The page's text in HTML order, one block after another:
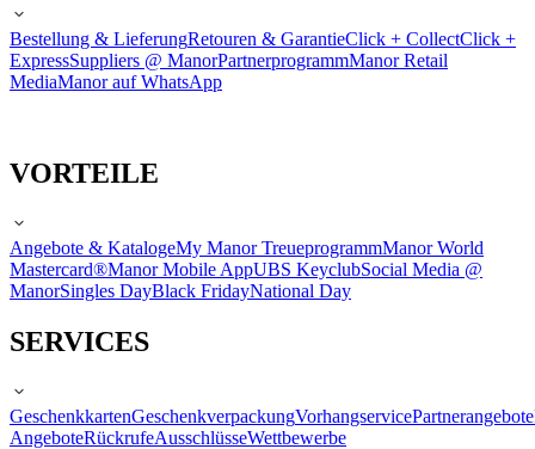
Bestellung & LieferungRetouren & GarantieClick + CollectClick +
ExpressSuppliers @ ManorPartnerprogrammManor Retail
MediaManor auf WhatsApp
VORTEILE
Angebote & KatalogeMy Manor TreueprogrammManor World
Mastercard®Manor Mobile AppUBS KeyclubSocial Media @
ManorSingles DayBlack FridayNational Day
SERVICES
GeschenkkartenGeschenkverpackungVorhangservicePartnerangebote
AngeboteRückrufeAusschlüsseWettbewerbe